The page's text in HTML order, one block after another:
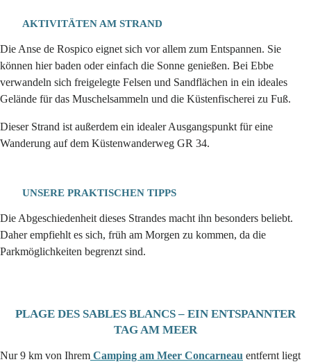
AKTIVITÄTEN AM STRAND
Die Anse de Rospico eignet sich vor allem zum Entspannen. Sie
können hier baden oder einfach die Sonne genießen. Bei Ebbe
verwandeln sich freigelegte Felsen und Sandflächen in ein ideales
Gelände für das Muschelsammeln und die Küstenfischerei zu Fuß.
Dieser Strand ist außerdem ein idealer Ausgangspunkt für eine
Wanderung auf dem Küstenwanderweg GR 34.
UNSERE PRAKTISCHEN TIPPS
Die Abgeschiedenheit dieses Strandes macht ihn besonders beliebt.
Daher empfiehlt es sich, früh am Morgen zu kommen, da die
Parkmöglichkeiten begrenzt sind.
PLAGE DES SABLES BLANCS – EIN ENTSPANNTER
TAG AM MEER
Nur 9 km von Ihrem Camping am Meer Concarneau entfernt liegt